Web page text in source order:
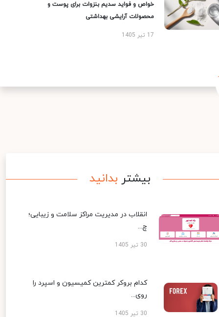
خواص و فواید سدیم بنزوات برای پوست و
محصولات آرایشی بهداشتی
17 تیر 1405
بیشتر بدانید
انقلاب در مدیریت مراکز سلامت و زیبایی؛
چ...
30 تیر 1405
کدام بروکر کمترین کمیسیون و اسپرد را
روی...
30 تیر 1405